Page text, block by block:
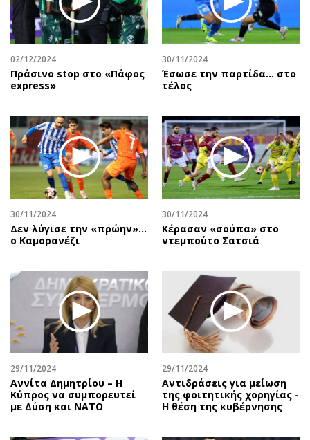
02/12/2024
Πράσινο stop στο «Πάφος
express»
30/11/2024
Έσωσε την παρτίδα… στο
τέλος
30/11/2024
Δεν λύγισε την «πρώην»…
ο Καμορανέζι
30/11/2024
Κέρασαν «σούπα» στο
ντεμπούτο Σατσιά
29/11/2024
Αννίτα Δημητρίου – Η
Κύπρος να συμπορευτεί
με Δύση και ΝΑΤΟ
29/11/2024
Αντιδράσεις για μείωση
της φοιτητικής χορηγίας -
Η θέση της κυβέρνησης